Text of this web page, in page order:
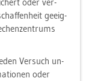
ge­eig­
Ver­such un­
oder